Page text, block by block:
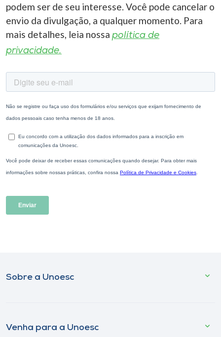
podem ser de seu interesse. Você pode cancelar o
envio da divulgação, a qualquer momento. Para
mais detalhes, leia nossa política de
privacidade.
Sobre a Unoesc
Venha para a Unoesc